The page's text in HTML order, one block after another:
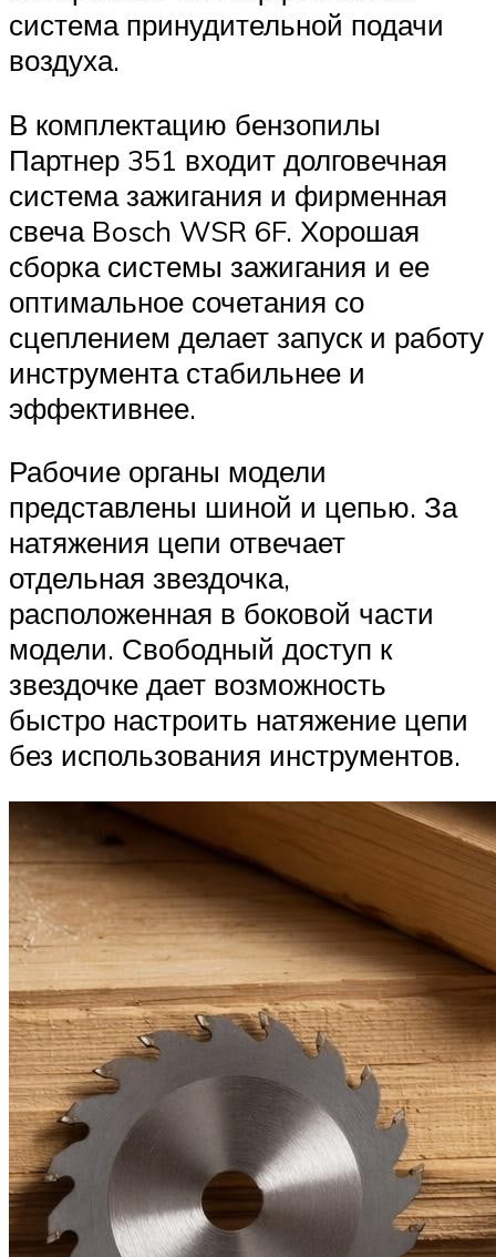
система принудительной подачи
воздуха.
В комплектацию бензопилы
Партнер 351 входит долговечная
система зажигания и фирменная
свеча Bosch WSR 6F. Хорошая
сборка системы зажигания и ее
оптимальное сочетания со
сцеплением делает запуск и работу
инструмента стабильнее и
эффективнее.
Рабочие органы модели
представлены шиной и цепью. За
натяжения цепи отвечает
отдельная звездочка,
расположенная в боковой части
модели. Свободный доступ к
звездочке дает возможность
быстро настроить натяжение цепи
без использования инструментов.